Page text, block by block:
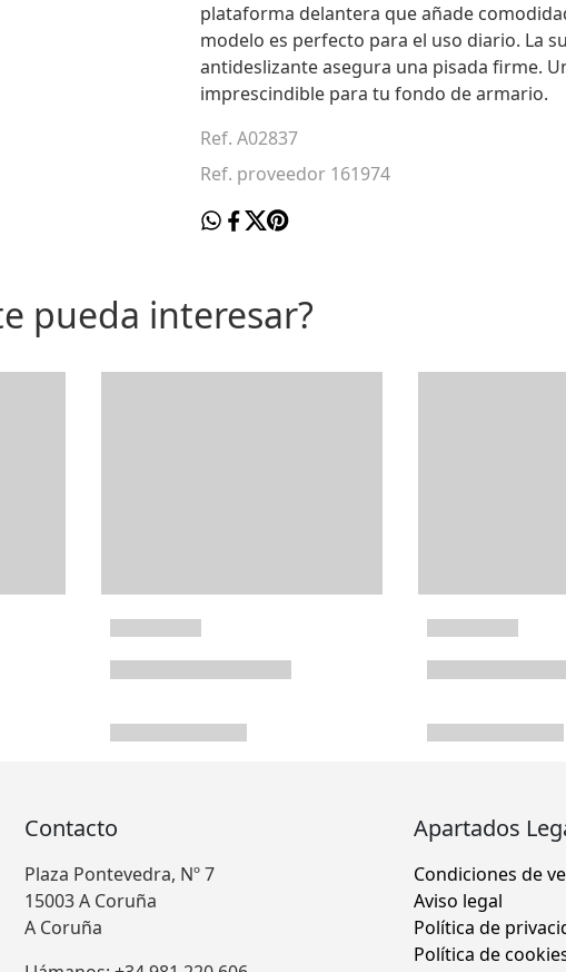
plataforma delantera que añade
modelo es perfecto para el uso diario. La
antideslizante asegura una pisada firme.
imprescindible para tu fondo de armario.
Ref. A02837
Ref. proveedor 161974
pueda interesar?
Contacto
Plaza Pontevedra, Nº 7
15003 A Coruña
A Coruña
Apartados
Condiciones de
Aviso legal
Política de
Política de